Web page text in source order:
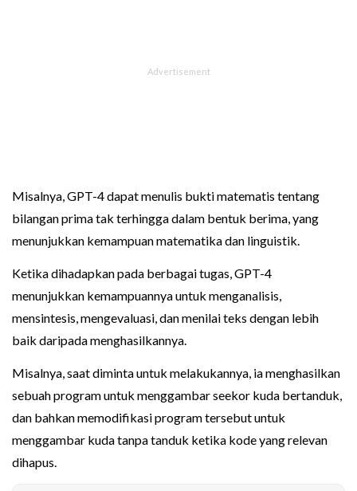
Misalnya, GPT-4 dapat menulis bukti matematis tentang
bilangan prima tak terhingga dalam bentuk berima, yang
menunjukkan kemampuan matematika dan linguistik.
Ketika dihadapkan pada berbagai tugas, GPT-4
menunjukkan kemampuannya untuk menganalisis,
mensintesis, mengevaluasi, dan menilai teks dengan lebih
baik daripada menghasilkannya.
Misalnya, saat diminta untuk melakukannya, ia menghasilkan
sebuah program untuk menggambar seekor kuda bertanduk,
dan bahkan memodifikasi program tersebut untuk
menggambar kuda tanpa tanduk ketika kode yang relevan
dihapus.